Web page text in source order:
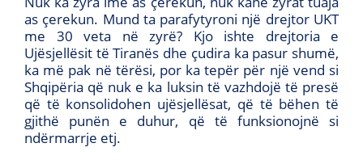
as çerekun. Mund ta parafytyroni një drejtor UKT
me 30 veta në zyrë? Kjo ishte drejtoria e
Ujësjellësit të Tiranës dhe çudira ka pasur shumë,
ka më pak në tërësi, por ka tepër për një vend si
Shqipëria që nuk e ka luksin të vazhdojë të presë
që të konsolidohen ujësjellësat, që të bëhen të
gjithë punën e duhur, që të funksionojnë si
ndërmarrje etj.